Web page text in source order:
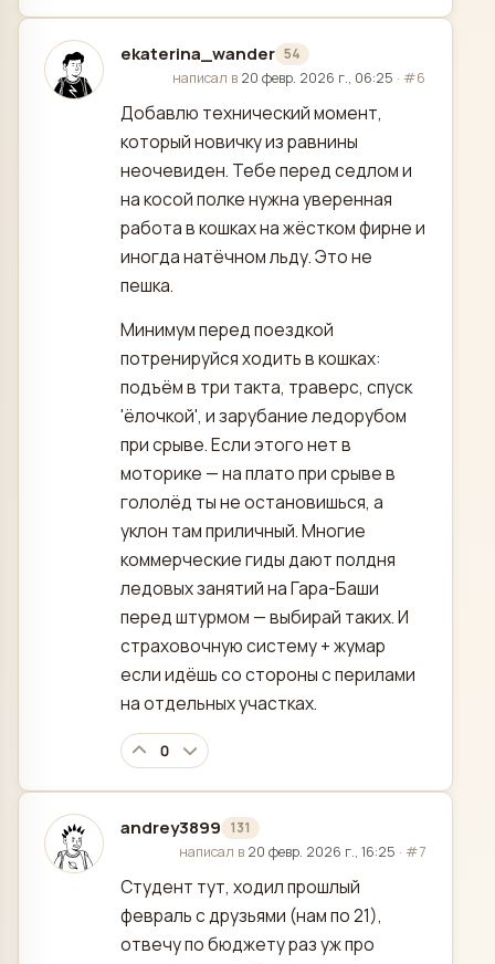
ekaterina_wander 54
отредактировано
написал в 20 февр. 2026 г., 06:25 · #6
Добавлю технический момент,
который новичку из равнины
неочевиден. Тебе перед седлом и
на косой полке нужна уверенная
работа в кошках на жёстком фирне и
иногда натёчном льду. Это не
пешка.
Минимум перед поездкой
потренируйся ходить в кошках:
подъём в три такта, траверс, спуск
'ёлочкой', и зарубание ледорубом
при срыве. Если этого нет в
моторике — на плато при срыве в
гололёд ты не остановишься, а
уклон там приличный. Многие
коммерческие гиды дают полдня
ледовых занятий на Гара-Баши
перед штурмом — выбирай таких. И
страховочную систему + жумар
если идёшь со стороны с перилами
на отдельных участках.
0
andrey3899 131
отредактировано
написал в 20 февр. 2026 г., 16:25 · #7
Студент тут, ходил прошлый
февраль с друзьями (нам по 21),
отвечу по бюджету раз уж про